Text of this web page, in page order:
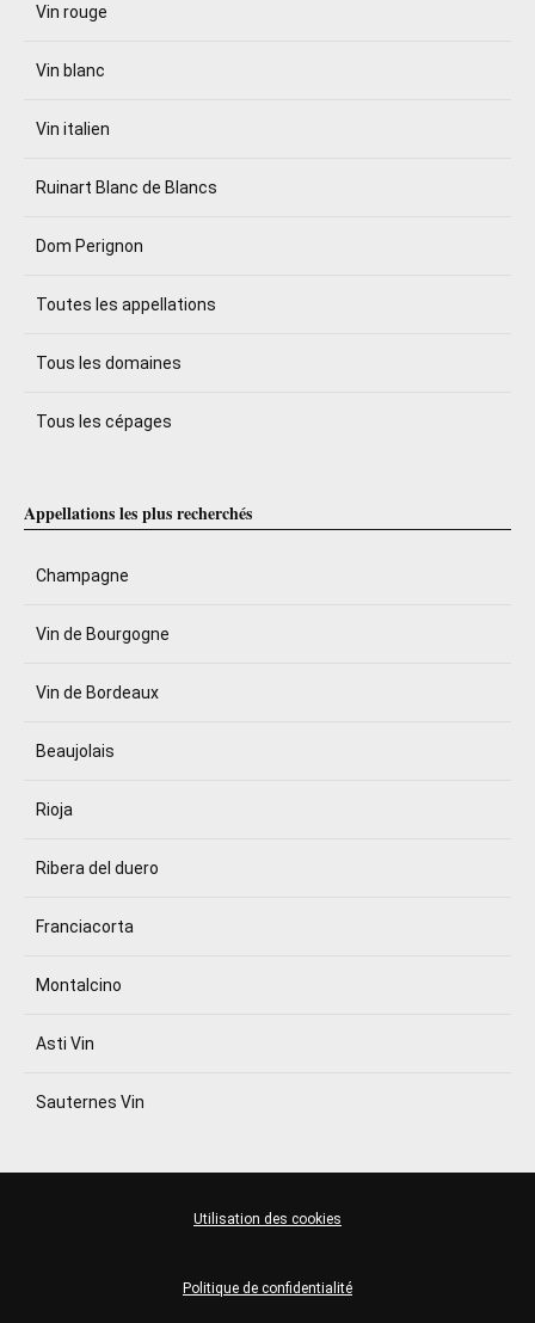
Vin rouge
Vin blanc
Vin italien
Ruinart Blanc de Blancs
Dom Perignon
Toutes les appellations
Tous les domaines
Tous les cépages
Appellations les plus recherchés
Champagne
Vin de Bourgogne
Vin de Bordeaux
Beaujolais
Rioja
Ribera del duero
Franciacorta
Montalcino
Asti Vin
Sauternes Vin
Politique de confidentialité
Utilisation des cookies